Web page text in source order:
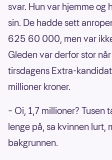
svar. Hun var hjemme og
sin. De hadde sett
625 60 000, men var
Gleden var derfor stor
tirsdagens Extra-
millioner kroner.
– Oi, 1,7 millioner? Tusen
lenge på, sa kvinnen lurt,
bakgrunnen.